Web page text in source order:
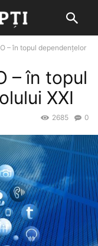
– în topul dependenţelor
– în topul
XXI
0
2685